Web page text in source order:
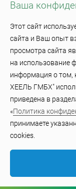
Ваша
Этот сайт
сайта и Ваш опыт
просмотра сайта
на использование
информация о
ХЕЕЛЬ ГМБХ"
приведена в
«Политика
принимаете
cookies.